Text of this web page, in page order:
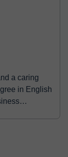
a caring